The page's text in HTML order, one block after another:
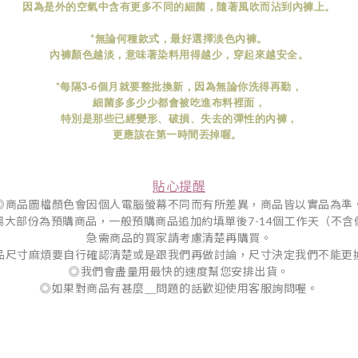
因為是外的空氣中含有更多不同的細菌，隨著風吹而沾到內褲上。
*無論何種款式，最好選擇淡色內褲。
內褲顏色越淡，意味著染料用得越少，穿起來越安全。
*每隔3-6個月就要整批換新，因為無論你洗得再勤，
細菌多多少少都會被吃進布料裡面，
特別是那些已經變形、破損、失去的彈性的內褲，
更應該在第一時間丟掉喔。
貼心提醒
品圖檔顏色會因個人電腦螢幕不同而有所差異，商品皆以實品為準
部份為預購商品，一般預購商品追加約填單後7-14個工作天（不含
急需商品的買家請考慮清楚再購買。
寸麻煩要自行確認清楚或是跟我們再做討論，尺寸決定我們不能更
◎我們會盡量用最快的速度幫您安排出貨。
◎如果對商品有甚麼＿問題的話歡迎使用客服詢問喔。